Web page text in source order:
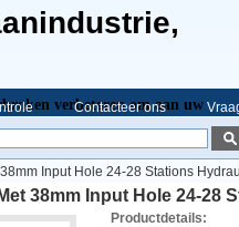
verbeteren om aan uw
Contacteer ons
Input Hole 24-28 Stations
38mm Input Hole 24-28
Productdetails: